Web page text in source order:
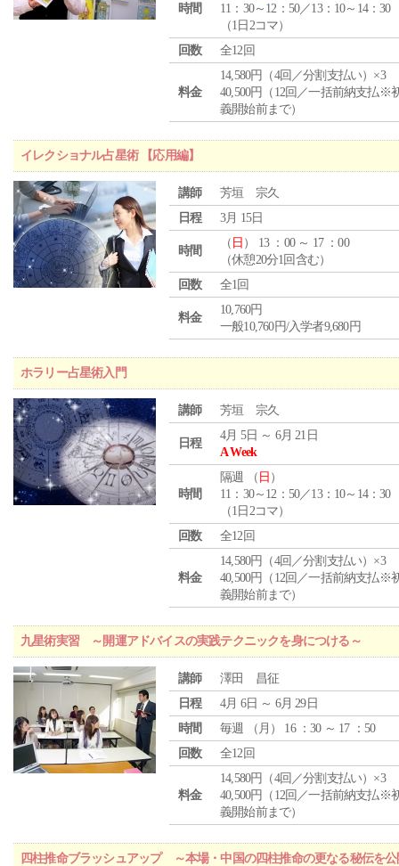
時間
11：30～12：50／13：10～14：30
（1日2コマ）
回数
全12回
料金
14,580円（4回／分割支払い）×3
40,500円（12回／一括前納支払※
義開始前まで）
イレクショナル占星術 【応用編】
講師
芳垣 宗久
日程
3月 15日
時間
（ 日 ） 13 ：00 ～ 17 ：00
（休憩20分1回含む）
回数
全1回
料金
10,760円
一般10,760円/入学者9,680円
ホラリー占星術入門
講師 芳垣 宗久
日程
4月 5日 ～ 6月 21日
A Week
時間
隔週 （ 日 ）
11：30～12：50／13：10～14：30
（1日2コマ）
回数
全12回
料金
14,580円（4回／分割支払い）×3
40,500円（12回／一括前納支払※
義開始前まで）
九星術実習 ～開運アドバイスの実践テクニックを身につける～
講師
澤田 昌征
日程
4月 6日 ～ 6月 29日
時間
毎週 （ 月 ） 16 ：30 ～ 17 ：50
回数
全12回
料金
14,580円（4回／分割支払い）×3
40,500円（12回／一括前納支払※
義開始前まで）
四柱推命ブラッシュアップ ～本場・中国の四柱推命の更なる秘伝を